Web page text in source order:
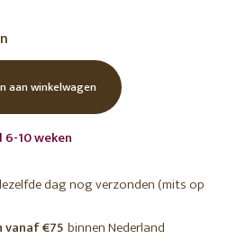
aan winkelwagen
10 weken
dag nog verzonden (mits op
vanaf €75 binnen Nederland